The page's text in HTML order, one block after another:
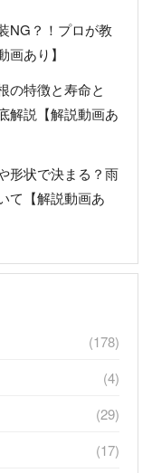
NG？！プロが教
あり】
の特徴と寿命と
解説【解説動画あ
形状で決まる？雨
て【解説動画あ
(178)
(4)
(29)
(17)